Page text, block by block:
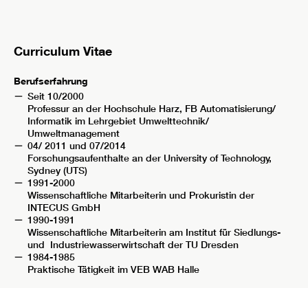
Curriculum Vitae
Berufserfahrung
Seit 10/2000
Professur an der Hochschule Harz, FB Automatisierung/
Informatik im Lehrgebiet Umwelttechnik/
Umweltmanagement
04/ 2011 und 07/2014
Forschungsaufenthalte an der University of Technology,
Sydney (UTS)
1991-2000
Wissenschaftliche Mitarbeiterin und Prokuristin der
INTECUS GmbH
1990-1991
Wissenschaftliche Mitarbeiterin am Institut für Siedlungs-
und Industriewasserwirtschaft der TU Dresden
1984-1985
Praktische Tätigkeit im VEB WAB Halle